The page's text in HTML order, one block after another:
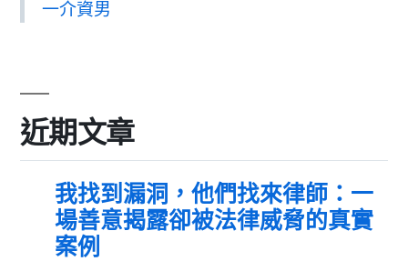
一介資男
近期文章
我找到漏洞，他們找來律師：一
場善意揭露卻被法律威脅的真實
案例